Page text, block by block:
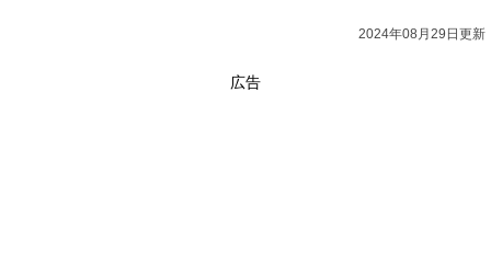
2024年08月29日更新
広告